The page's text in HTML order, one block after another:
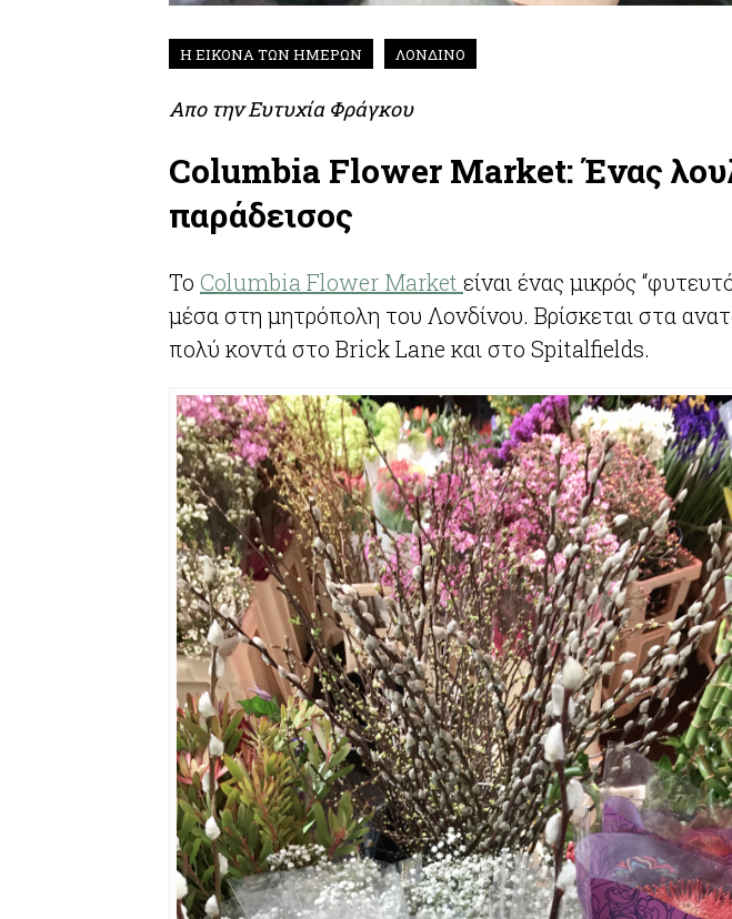
Η ΕΙΚΟΝΑ ΤΩΝ ΗΜΕΡΩΝ ΛΟΝΔΙΝΟ
Απο τηνΕυτυχία Φράγκου
Columbia Flower Market: Ένας
παράδεισος
To Columbia Flower Market είναι ένας μικρός
μέσα στη μητρόπολη του Λονδίνου. Βρίσκεται στα
πολύ κοντά στο Brick Lane και στο Spitalfields.